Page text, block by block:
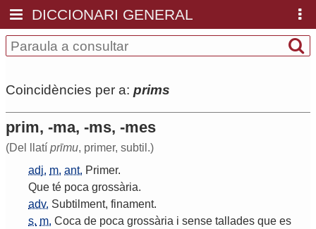
DICCIONARI GENERAL
Coincidències per a: prims
prim, -ma, -ms, -mes
(Del llatí prīmu, primer, subtil.)
adj. m. ant. Primer.
Que té poca grossària.
adv. Subtilment, finament.
s. m. Coca de poca grossària i sense tallades que es